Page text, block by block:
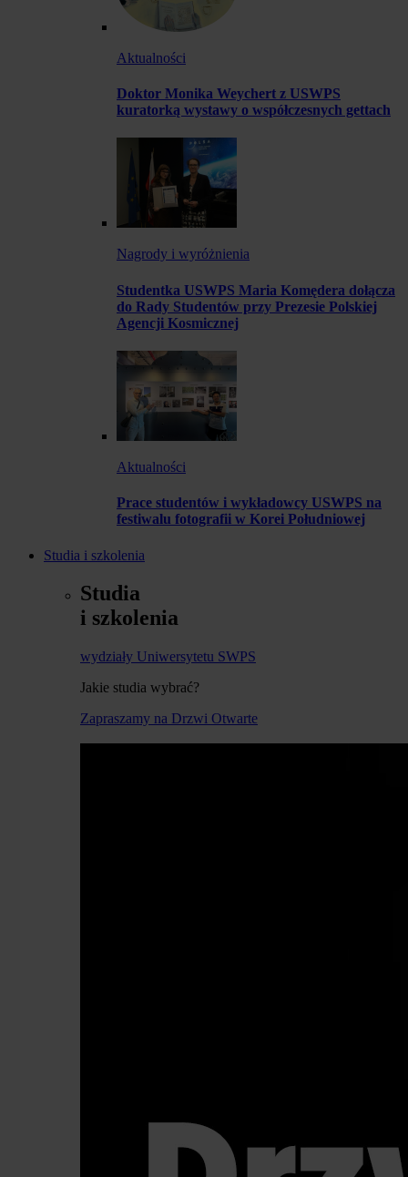
Aktualności
Doktor Monika Weychert z USWPS
kuratorką wystawy o współczesnych gettach
Nagrody i wyróżnienia
Studentka USWPS Maria Komędera dołącza
do Rady Studentów przy Prezesie Polskiej
Agencji Kosmicznej
Aktualności
Prace studentów i wykładowcy USWPS na
festiwalu fotografii w Korei Południowej
Studia i szkolenia
Studia
i szkolenia
wydziały Uniwersytetu SWPS
Jakie studia wybrać?
Zapraszamy na Drzwi Otwarte